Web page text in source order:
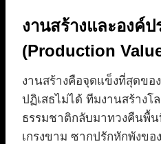
งานสร้างและองค์
(Production
งานสร้างคือจุดแข็งที่สุดขอ
ปฏิเสธไม่ได้ ทีมงานสร้างโ
ธรรมชาติกลับมาทวงคืนพื้น
เกรงขาม ซากปรักหักพังข